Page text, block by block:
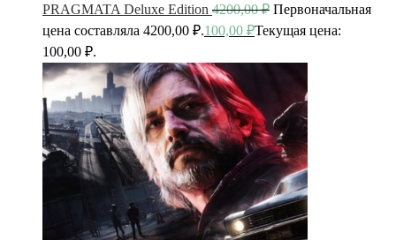
PRAGMATA Deluxe Edition 4200,00₽ Первоначальная
цена составляла 4200,00 ₽.100,00 ₽Текущая цена:
100,00 ₽.